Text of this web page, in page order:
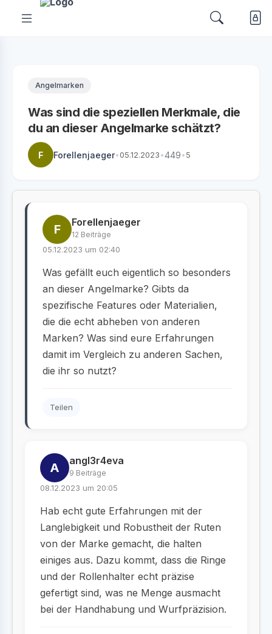
Angelmarken
Was sind die speziellen Merkmale, die
du an dieser Angelmarke schätzt?
F Forellenjaeger•05.12.2023•449•5
F Forellenjaeger
12 Beiträge
05.12.2023 um 02:40
Was gefällt euch eigentlich so besonders
an dieser Angelmarke? Gibts da
spezifische Features oder Materialien,
die die echt abheben von anderen
Marken? Was sind eure Erfahrungen
damit im Vergleich zu anderen Sachen,
die ihr so nutzt?
Teilen
A angl3r4eva
9 Beiträge
08.12.2023 um 20:05
Hab echt gute Erfahrungen mit der
Langlebigkeit und Robustheit der Ruten
von der Marke gemacht, die halten
einiges aus. Dazu kommt, dass die Ringe
und der Rollenhalter echt präzise
gefertigt sind, was ne Menge ausmacht
bei der Handhabung und Wurfpräzision.